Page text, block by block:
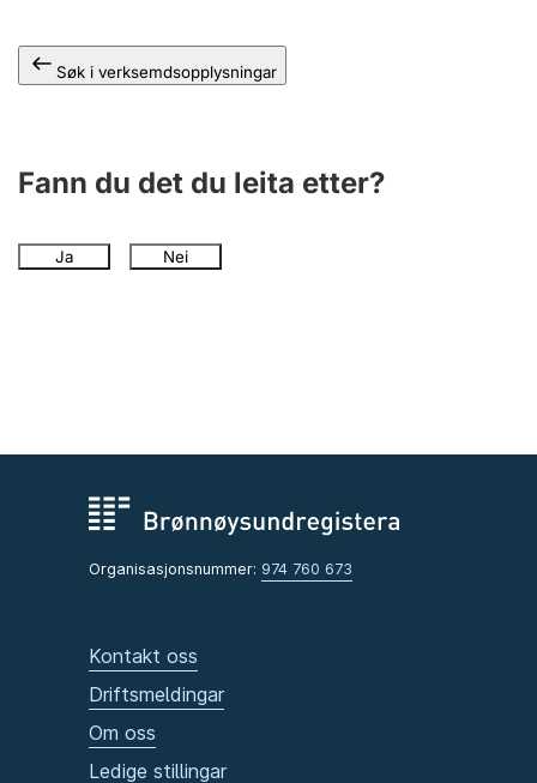
Søk i verksemdsopplysningar
Fann du det du leita etter?
Ja Nei
Organisasjonsnummer: 974 760 673
Kontakt oss
Driftsmeldingar
Om oss
Ledige stillingar